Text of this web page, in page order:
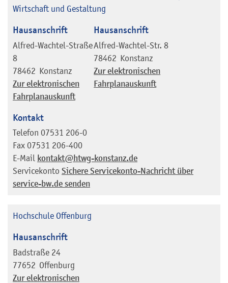
Wirtschaft und Gestaltung
Hausanschrift
Alfred-Wachtel-Straße
8
78462 Konstanz
Zur elektronischen
Fahrplanauskunft
Hausanschrift
Alfred-Wachtel-Str. 8
78462 Konstanz
Zur elektronischen
Fahrplanauskunft
Kontakt
Telefon 07531 206-0
Fax 07531 206-400
E-Mail kontakt@htwg-konstanz.de
Servicekonto Sichere Servicekonto-Nachricht über
service-bw.de senden
Hochschule Offenburg
Hausanschrift
Badstraße 24
77652 Offenburg
Zur elektronischen